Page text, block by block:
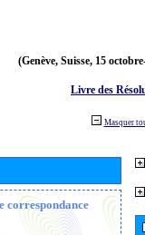
(Genève, Suisse, 15
Livre des
Masquer
correspondance